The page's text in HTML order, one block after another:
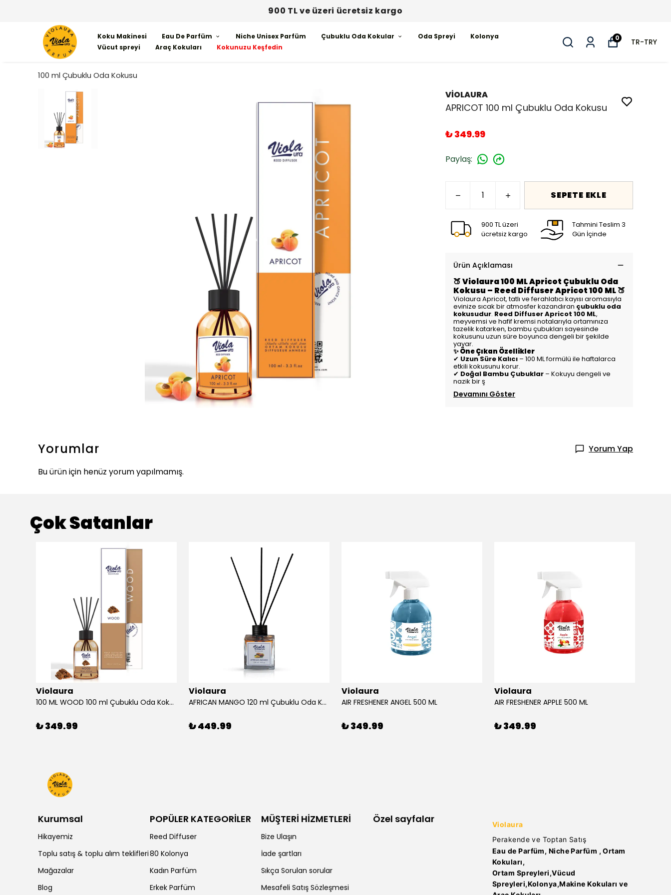
900 TL ve üzeri ücretsiz kargo
Koku Makinesi Eau De Parfüm Niche Unisex Parfüm Çubuklu Oda Kokular Oda Spreyi
Kolonya
Vücut spreyi
Araç Kokuları Kokunuzu Keşfedin
0 TR-TRY
100 ml Çubuklu Oda Kokusu
VİOLAURA
APRICOT 100 ml Çubuklu Oda Kokusu
₺ 349.99
Paylaş:
SEPETE EKLE
900 TL üzeri
ücretsiz kargo
Tahmini Teslim 3
Gün İçinde
Ürün Açıklaması
🍑 Violaura 100 ML Apricot Çubuklu Oda
Kokusu – Reed Diffuser Apricot 100 ML 🍑
Violaura Apricot, tatlı ve ferahlatıcı kayısı aromasıyla
evinize sıcak bir atmosfer kazandıran çubuklu oda
kokusudur. Reed Diffuser Apricot 100 ML,
meyvemsi ve hafif kremsi notalarıyla ortamınıza
tazelik katarken, bambu çubukları sayesinde
kokusunu uzun süre boyunca dengeli bir şekilde
yayar.
✨ Öne Çıkan Özellikler
✔ Uzun Süre Kalıcı – 100 ML formülü ile haftalarca
etkili kokusunu korur.
✔ Doğal Bambu Çubuklar – Kokuyu dengeli ve
nazik bir ş
Devamını Göster
Yorumlar
Yorum Yap
Bu ürün için henüz yorum yapılmamış.
Çok Satanlar
Violaura
100 ML WOOD 100 ml Çubuklu Oda Kokusu
₺ 349.99
Violaura
AFRICAN MANGO 120 ml Çubuklu Oda Kokusu
₺ 449.99
Violaura
AIR FRESHENER ANGEL 500 ML
₺ 349.99
Violaura
AIR FRESHENER APPLE 500 ML
₺ 349.99
Kurumsal
Hikayemiz
Toplu satış & toplu alım teklifleri
Mağazalar
Blog
POPÜLER KATEGORİLER
Reed Diffuser
80 Kolonya
Kadın Parfüm
Erkek Parfüm
MÜŞTERİ HİZMETLERİ
Bize Ulaşın
İade şartları
Sıkça Sorulan sorular
Mesafeli Satış Sözleşmesi
Özel sayfalar
Violaura
Perakende ve Toptan Satış
Eau de Parfüm, Niche Parfüm , Ortam
Kokuları,
Ortam Spreyleri,Vücud
Spreyleri,Kolonya,Makine Kokuları ve